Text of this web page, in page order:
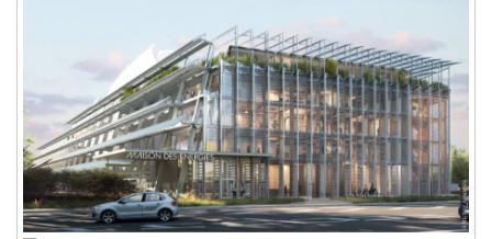
Chapters
Chapters
Descriptions
descriptions off, selected
Subtitles
subtitles settings, opens subtitles
settings dialog
subtitles off, selected